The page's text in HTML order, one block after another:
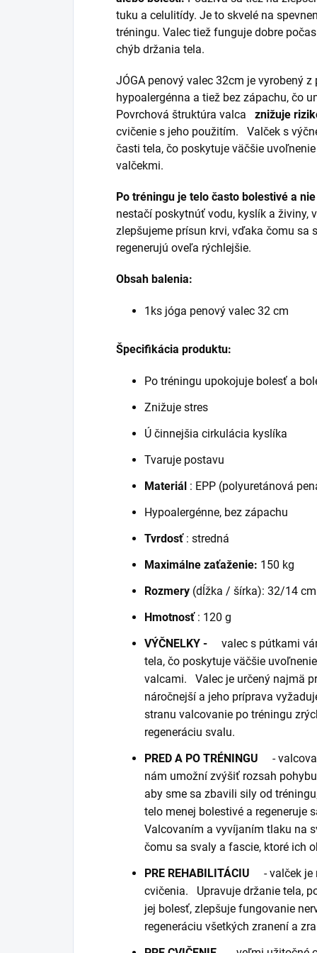
tuku a celulitídy. Je to skvelé na
tréningu. Valec tiež funguje dobre
chýb držania tela.
JÓGA penový valec 32cm je vyrobený
hypoalergénna a tiež bez zápachu, čo
Povrchová štruktúra valca
znižuje
cvičenie s jeho použitím.
Valček s
časti tela, čo poskytuje väčšie
valčekmi.
Po tréningu je telo často bolestivé a
nestačí poskytnúť vodu, kyslík a
zlepšujeme prísun krvi, vďaka čomu sa
regenerujú oveľa rýchlejšie.
Obsah balenia:
1ks jóga penový valec 32 cm
Špecifikácia produktu:
Po tréningu upokojuje bolesť a
Znižuje stres
Ú činnejšia cirkulácia kyslíka
Tvaruje postavu
Materiál : EPP (polyuretánová
Hypoalergénne, bez zápachu
Tvrdosť: stredná
Maximálne zaťaženie: 150 kg
Rozmery (dĺžka / šírka): 32/14 cm
Hmotnosť: 120 g
VÝČNELKY -
valec s pútkami
tela, čo poskytuje väčšie
valcami.
Valec je určený najmä
náročnejší a jeho príprava
stranu valcovanie po tréningu
regeneráciu svalu.
PRED A PO TRÉNINGU
-
nám umožní zvýšiť rozsah
aby sme sa zbavili sily od
telo menej bolestivé a regeneruje
Valcovaním a vyvíjaním tlaku na
čomu sa svaly a fascie, ktoré ich
PRE REHABILITÁCIU
- valček
cvičenia.
Upravuje držanie tela,
jej bolesť, zlepšuje fungovanie
regeneráciu všetkých zranení a